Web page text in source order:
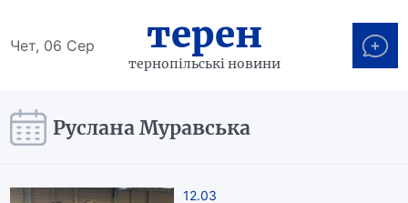
Чет, 06 Сер терен
тернопільські новини
Руслана Муравська
12.03